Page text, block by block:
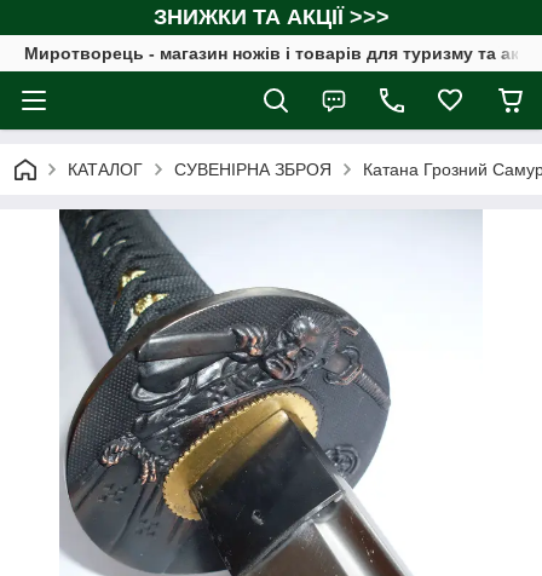
ЗНИЖКИ ТА АКЦІЇ >>>
Миротворець - магазин ножів і товарів для туризму та
КАТАЛОГ СУВЕНІРНА ЗБРОЯ Катана Грозний